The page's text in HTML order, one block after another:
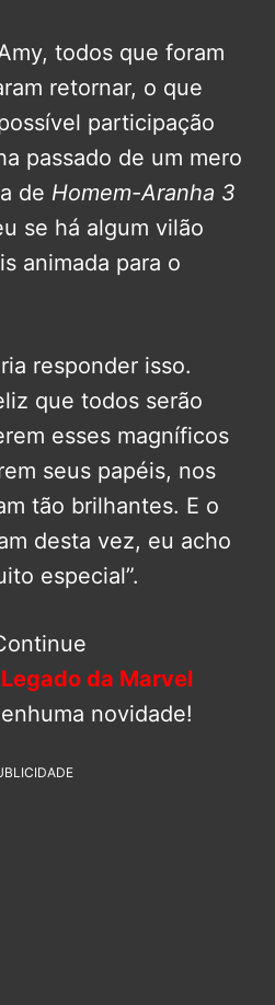
todos que foram
retornar, o que
participação
passado de um mero
de Homem-Aranha 3
se há algum vilão
animada para o
responder isso.
que todos serão
esses magníficos
seus papéis, nos
tão brilhantes. E o
desta vez, eu acho
especial”.
Legado da Marvel
novidade!